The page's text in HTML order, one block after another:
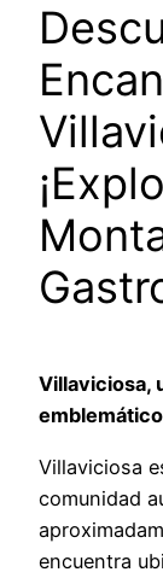
Villaviciosa,
Villaviciosa
comunidad
encuentra